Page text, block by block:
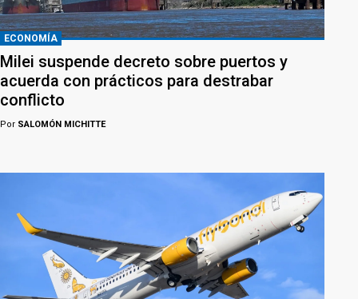
ECONOMÍA
Milei suspende decreto sobre puertos y
acuerda con prácticos para destrabar
conflicto
Por SALOMÓN MICHITTE